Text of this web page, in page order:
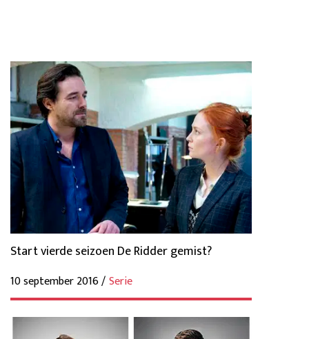
Start vierde seizoen De Ridder gemist?
10 september 2016 /Serie